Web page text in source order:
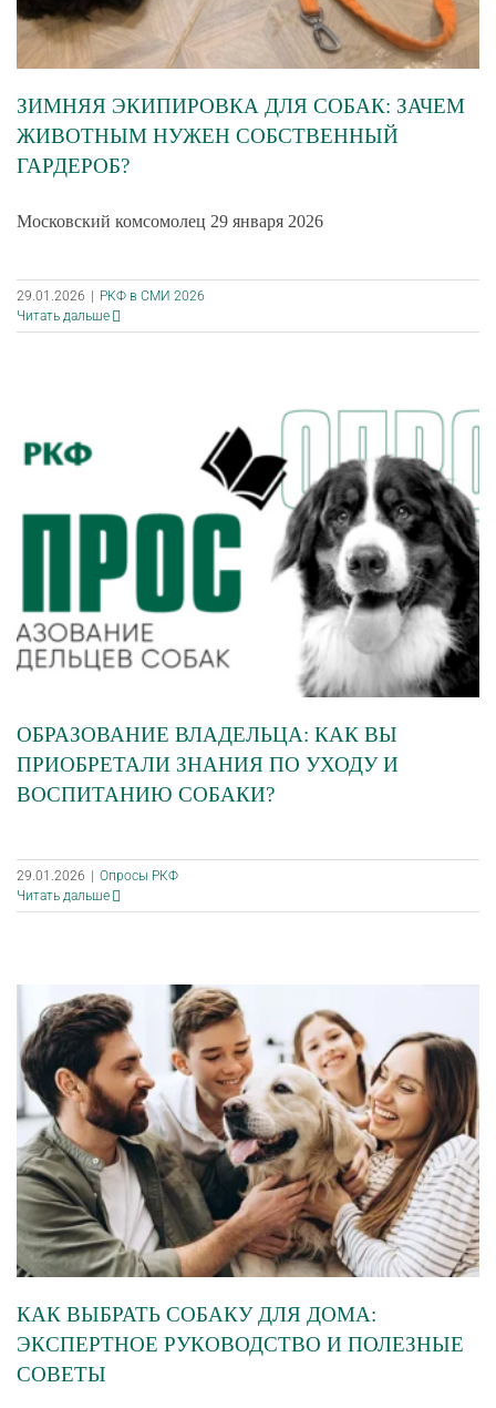
ЗИМНЯЯ ЭКИПИРОВКА ДЛЯ СОБАК: ЗАЧЕМ
ЖИВОТНЫМ НУЖЕН СОБСТВЕННЫЙ
ГАРДЕРОБ?
Московский комсомолец 29 января 2026
29.01.2026
РКФ в СМИ 2026
Читать дальше
ОБРАЗОВАНИЕ ВЛАДЕЛЬЦА: КАК ВЫ
ПРИОБРЕТАЛИ ЗНАНИЯ ПО УХОДУ И
ВОСПИТАНИЮ СОБАКИ?
29.01.2026
Опросы РКФ
Читать дальше
КАК ВЫБРАТЬ СОБАКУ ДЛЯ ДОМА:
ЭКСПЕРТНОЕ РУКОВОДСТВО И ПОЛЕЗНЫЕ
СОВЕТЫ